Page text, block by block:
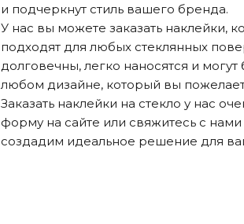
и подчеркнут стиль вашего бренда.
У нас вы можете заказать наклейки,
подходят для любых стеклянных
долговечны, легко наносятся и
любом дизайне, который вы
Заказать наклейки на стекло у нас
форму на сайте или свяжитесь с
создадим идеальное решение для